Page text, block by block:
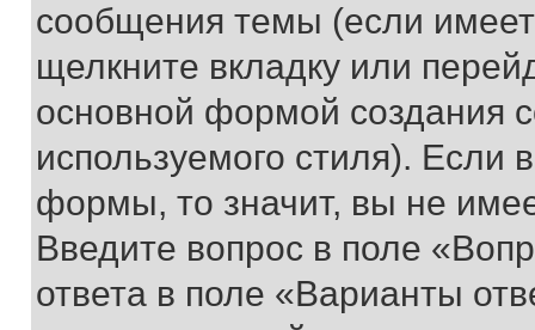
сообщения темы (если
щелкните вкладку или
основной формой создания
используемого стиля). Если
формы, то значит, вы не
Введите вопрос в поле
ответа в поле «Варианты